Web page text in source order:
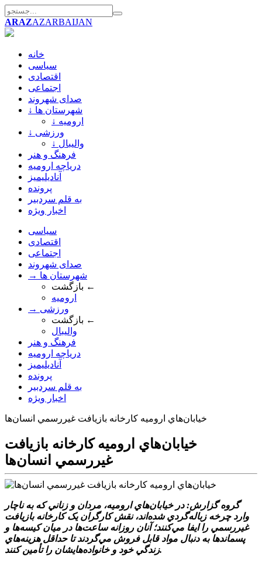
ARAZAZARBAIJAN
خانه
سیاسی
اقتصادی
اجتماعی
صدای شهروند
↓ شهرستان ها
↓ ارومیه
↓ ورزشی
↓ والیبال
فرهنگ و هنر
دریاچه ارومیه
آنادیلیمیز
پرونده
به قلم سردبیر
اخبار ویژه
سیاسی
اقتصادی
اجتماعی
صدای شهروند
→ شهرستان ها
بازگشت ←
ارومیه
→ ورزشی
بازگشت ←
والیبال
فرهنگ و هنر
دریاچه ارومیه
آنادیلیمیز
پرونده
به قلم سردبیر
اخبار ویژه
خيابان‌هاي اروميه کارخانه بازيافت غيررسمي انسان‌ها
خيابان‌هاي اروميه کارخانه بازيافت
غيررسمي انسان‌ها
گروه گزارش: در خيابان‌هاي اروميه، مردان و زناني که به ناچار
وارد چرخه زباله‌گردي شده‌اند، نقش کارگران يک کارخانه بازيافت
غيررسمي را ايفا مي‌کنند؛ آنان روزانه ساعت‌ها در ميان کيسه‌ها و
پسماندها به دنبال مواد قابل فروش مي‌گردند تا حداقل هزينه‌هاي
زندگي خود و خانواده‌هايشان را تأمين کنند.